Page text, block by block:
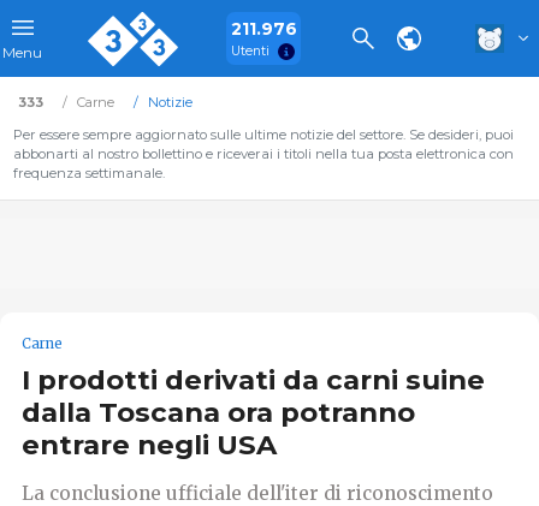
Menu
211.976
Utenti
333 Carne
Notizie
Per essere sempre aggiornato sulle ultime notizie del settore. Se desideri, puoi
abbonarti al nostro bollettino e riceverai i titoli nella tua posta elettronica con
frequenza settimanale.
Carne
I prodotti derivati da carni suine
dalla Toscana ora potranno
entrare negli USA
La conclusione ufficiale dell'iter di riconoscimento